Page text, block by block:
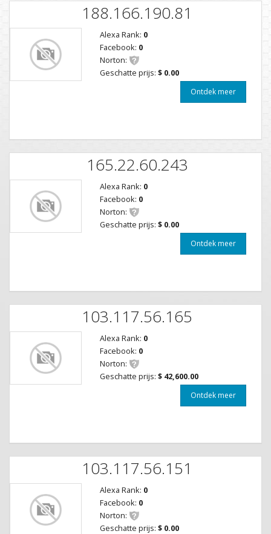
188.166.190.81
Alexa Rank: 0
Facebook: 0
Norton:
Geschatte prijs: $ 0.00
Ontdek meer
165.22.60.243
Alexa Rank: 0
Facebook: 0
Norton:
Geschatte prijs: $ 0.00
Ontdek meer
103.117.56.165
Alexa Rank: 0
Facebook: 0
Norton:
Geschatte prijs: $ 42,600.00
Ontdek meer
103.117.56.151
Alexa Rank: 0
Facebook: 0
Norton:
Geschatte prijs: $ 0.00